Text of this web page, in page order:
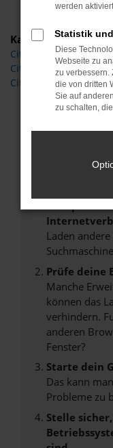
Kategorie
Citroen C3
Citroen C3 Dessau
Citroen C3 Neuwagen
Fehler:
Beim Laden ist
Hier sind ein
Überprüfe
Laden
Prüfe deine
Manche
können das
verhindern.
anderen
Fenster?
Starte dein
Das kann
Probleme zu
Stelle
werden
Statistik
Diese
Webseite zu
zu verbessern.
die von dritten
Sie auf
zu schalten,